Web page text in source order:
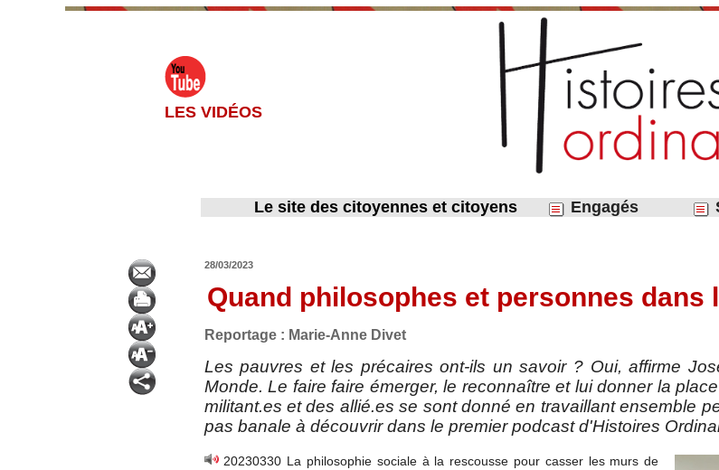
LES VIDÉOS
Le site des citoyennes et citoyens
Engagés
28/03/2023
Quand philosophes et personnes
Reportage : Marie-Anne Divet
Les pauvres et les précaires ont-ils un savoir ? Oui, affirme
Monde. Le faire faire émerger, le reconnaître et lui donner la
militant.es et des allié.es se sont donné en travaillant ensemble
pas banale à découvrir dans le premier podcast d'Histoires
20230330 La philosophie sociale à la rescousse pour casser les murs de